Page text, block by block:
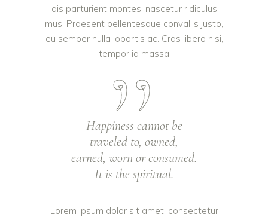
dis parturient montes, nascetur ridiculus
mus. Praesent pellentesque convallis justo,
eu semper nulla lobortis ac. Cras libero nisi,
tempor id massa
Happiness cannot be
traveled to, owned,
earned, worn or consumed.
It is the spiritual.
Lorem ipsum dolor sit amet, consectetur